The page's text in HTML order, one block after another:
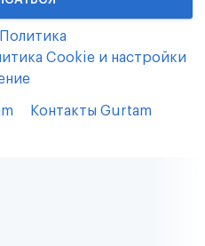
Политика
Cookie и настройки
Контакты Gurtam